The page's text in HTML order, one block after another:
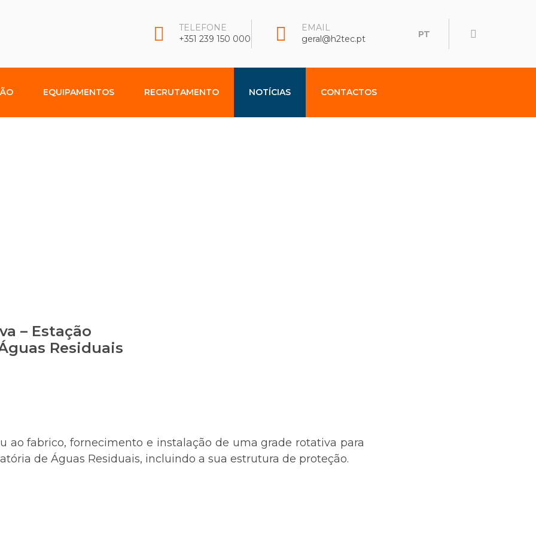
TELEFONE
+351 239 150 000
EMAIL
geral@h2tec.pt
PT
EQUIPAMENTOS RECRUTAMENTO NOTÍCIAS CONTACTOS
– Estação
Residuais
ao fabrico, fornecimento e instalação de uma grade rotativa para
de Águas Residuais, incluindo a sua estrutura de proteção.